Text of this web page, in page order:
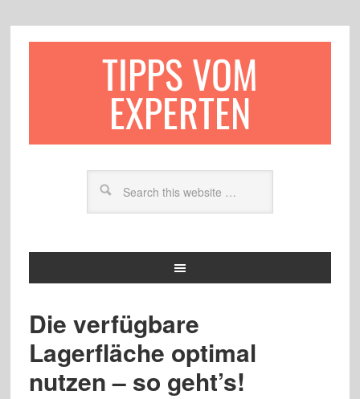
TIPPS VOM
EXPERTEN
Die verfügbare
Lagerfläche optimal
nutzen – so geht’s!